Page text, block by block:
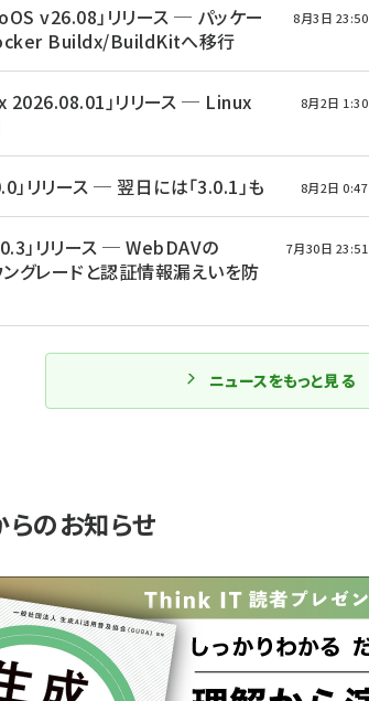
v26.08」リリース ─ パッケー
Buildx/BuildKitへ移行
8月3日 23:50
2026.08.01」リリース ─ Linux
8月2日 1:30
」リリース ─ 翌日には「3.0.1」も 8月2日 0:47
」リリース ─ WebDAVの
グレードと認証情報漏えいを防
7月30日 23:51
ニュースをもっと見る
のお知らせ